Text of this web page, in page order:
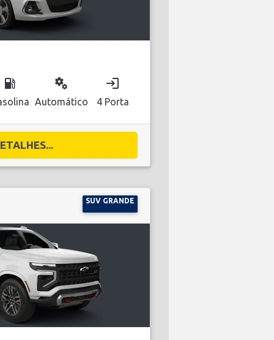
local_gas_station miscellaneous_services
Automático
login
4 Porta
SUV GRANDE